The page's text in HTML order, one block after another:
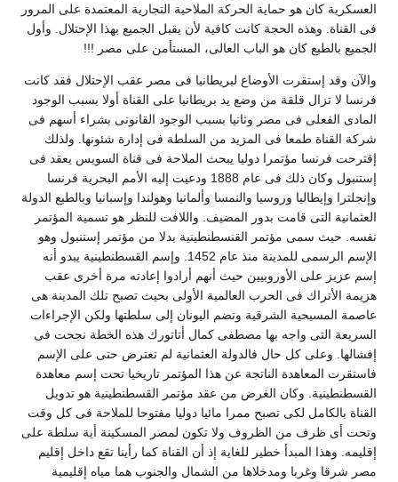
كان هو حماية الحركة الملاحية التجارية المعتمدة على المرور
القناة. وهذه الحجة كانت كافية لأن يقبل الجميع بهذا الإحتلال. وأول
بالطبع كان هو الباب العالى، المستأمن على مصر !!!
وقد إستقرت الأوضاع لبريطانيا فى مصر عقب الإحتلال فقد كانت
لا تزال قلقة من وضع يد بريطانيا على القناة أولا بسبب الوجود
الفعلى فى مصر وثانيا بسبب الوجود القانونى بشراء أسهم فى
القناة طمعا فى المزيد من السلطة فى إدارة شئونها. ولذلك
فرنسا مؤتمرا دوليا يبحث الملاحة فى قناة السويس يعقد فى
إستنبول وكان ذلك فى عام 1888 ودعيت إليه الأمم البحرية فرنسا
وإيطاليا وروسيا والنمسا وألمانيا وهولندا وإسبانيا وبالطبع الدولة
التى قامت بدور المضيف. واللافت للنظر هو تسمية المؤتمر
حيث سمى مؤتمر القنسطنطينية بدلا من مؤتمر إستنبول وهو
الإسم الرسمى للمدينة منذ عام 1452. وإسم القسطنطينية يبدو أنه
عزيز على الأوروبيين حيث أنهم أرادوا إعادته مرة أخرى عقب
الأتراك فى الحرب العالمية الأولى بحيث تصبح تلك المدينة هى
المسيحية الشرقية وتضم اليونان إلى سلطتها ولكن الإجراءات
التى واجه بها مصطفى كمال أتاتورك هذه الخطة نجحت فى
وعلى كل حال فالدولة العثمانية لم تعترض حتى على الإسم
المعاهدة الناتجة عن هذا المؤتمر تاريخيا تحت إسم معاهدة
وكان الغرض من عقد مؤتمر القسطنطينية هو تدويل
بالكامل لكى تصبح ممرا مائيا دوليا مفتوحا للملاحة فى كل وقت
أى ظرف من الظروف ولا تكون لمصر المسكينة أية سلطة على
وهذا المبدأ خطير للغاية إذ أن القناة كما رأينا تقع داخل إقليم
شرقا وغربا ومدخلاها من الشمال والجنوب هما مياه إقليمية